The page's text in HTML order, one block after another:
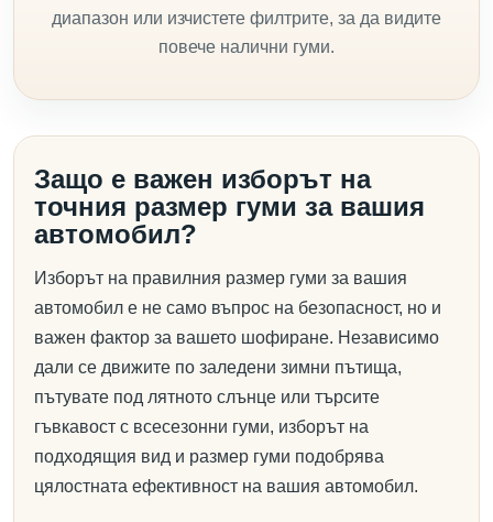
диапазон или изчистете филтрите, за да видите
повече налични гуми.
Защо е важен изборът на
точния размер гуми за вашия
автомобил?
Изборът на правилния размер гуми за вашия
автомобил е не само въпрос на безопасност, но и
важен фактор за вашето шофиране. Независимо
дали се движите по заледени зимни пътища,
пътувате под лятното слънце или търсите
гъвкавост с всесезонни гуми, изборът на
подходящия вид и размер гуми подобрява
цялостната ефективност на вашия автомобил.